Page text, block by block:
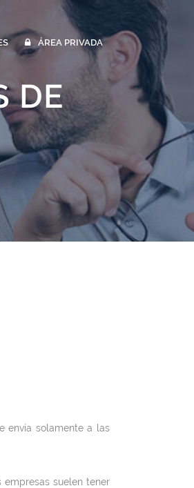
ÁREA PRIVADA
DE
envía solamente a las
empresas suelen tener